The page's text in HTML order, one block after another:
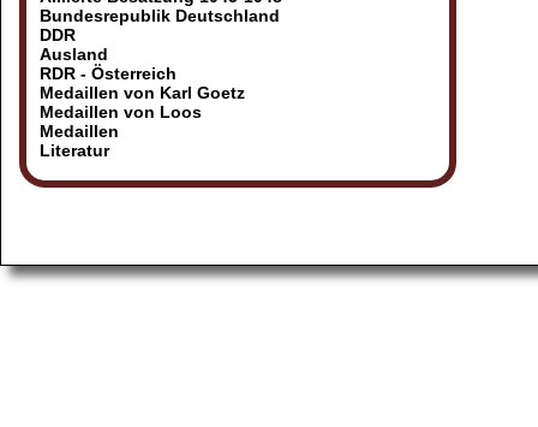
Bundesrepublik Deutschland
DDR
Ausland
RDR - Österreich
Medaillen von Karl Goetz
Medaillen von Loos
Medaillen
Literatur